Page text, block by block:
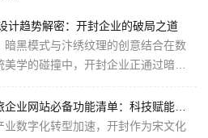
计趋势解密：开封企业的破局之道
暗黑模式与汴绣纹理的创意结合在数
美学的碰撞中，开封企业正通过暗黑
纹理的融合，探索文化传承与现代设
暗黑模式以其简洁、高级的···
《开封文旅企业网站必备功能清单：科技赋能与文化传承的创新实践》
业数字化转型加速，开封作为宋文化